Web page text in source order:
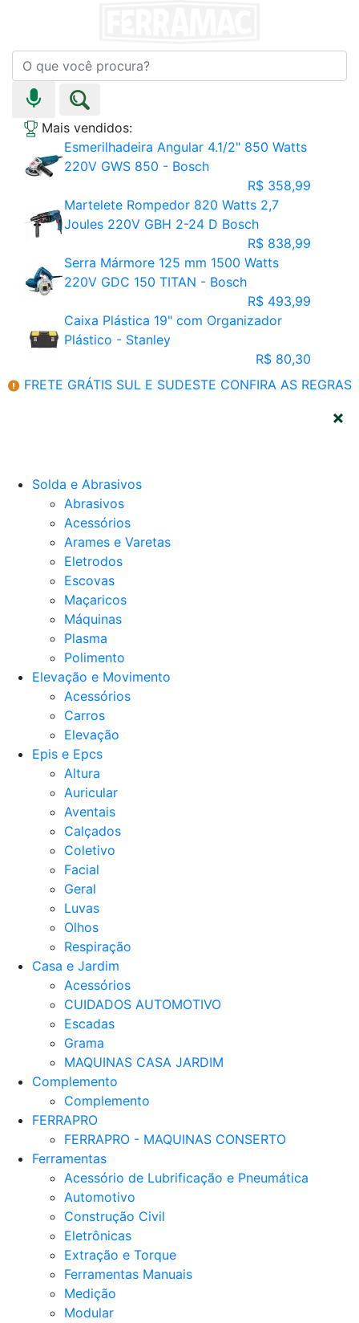
Mais vendidos:
Esmerilhadeira Angular 4.1/2" 850 Watts
220V GWS 850 - Bosch
R$ 358,99
Martelete Rompedor 820 Watts 2,7
Joules 220V GBH 2-24 D Bosch
R$ 838,99
Serra Mármore 125 mm 1500 Watts
220V GDC 150 TITAN - Bosch
R$ 493,99
Caixa Plástica 19" com Organizador
Plástico - Stanley
R$ 80,30
FRETE GRÁTIS SUL E SUDESTE CONFIRA AS REGRAS
Solda e Abrasivos
Abrasivos
Acessórios
Arames e Varetas
Eletrodos
Escovas
Maçaricos
Máquinas
Plasma
Polimento
Elevação e Movimento
Acessórios
Carros
Elevação
Epis e Epcs
Altura
Auricular
Aventais
Calçados
Coletivo
Facial
Geral
Luvas
Olhos
Respiração
Casa e Jardim
Acessórios
CUIDADOS AUTOMOTIVO
Escadas
Grama
MAQUINAS CASA JARDIM
Complemento
Complemento
FERRAPRO
FERRAPRO - MAQUINAS CONSERTO
Ferramentas
Acessório de Lubrificação e Pneumática
Automotivo
Construção Civil
Eletrônicas
Extração e Torque
Ferramentas Manuais
Medição
Modular